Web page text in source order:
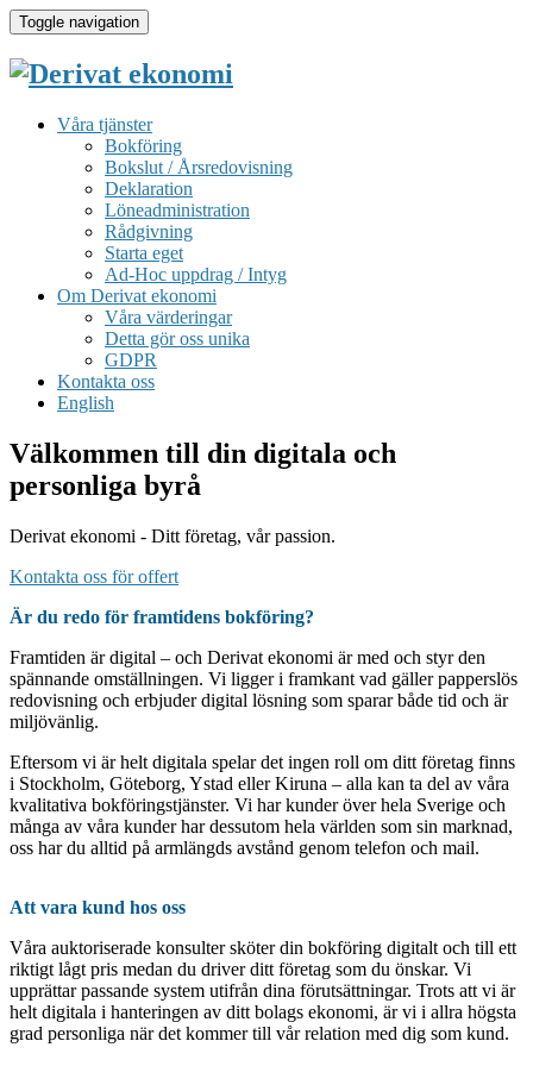
Toggle navigation
Våra tjänster
Bokföring
Bokslut / Årsredovisning
Deklaration
Löneadministration
Rådgivning
Starta eget
Ad-Hoc uppdrag / Intyg
Om Derivat ekonomi
Våra värderingar
Detta gör oss unika
GDPR
Kontakta oss
English
Välkommen till din digitala och
personliga byrå
Derivat ekonomi - Ditt företag, vår passion.
Kontakta oss för offert
Är du redo för framtidens bokföring?
Framtiden är digital – och Derivat ekonomi är med och styr den
spännande omställningen. Vi ligger i framkant vad gäller papperslös
redovisning och erbjuder digital lösning som sparar både tid och är
miljövänlig.
Eftersom vi är helt digitala spelar det ingen roll om ditt företag finns
i Stockholm, Göteborg, Ystad eller Kiruna – alla kan ta del av våra
kvalitativa bokföringstjänster. Vi har kunder över hela Sverige och
många av våra kunder har dessutom hela världen som sin marknad,
oss har du alltid på armlängds avstånd genom telefon och mail.
Att vara kund hos oss
Våra auktoriserade konsulter sköter din bokföring digitalt och till ett
riktigt lågt pris medan du driver ditt företag som du önskar. Vi
upprättar passande system utifrån dina förutsättningar. Trots att vi är
helt digitala i hanteringen av ditt bolags ekonomi, är vi i allra högsta
grad personliga när det kommer till vår relation med dig som kund.